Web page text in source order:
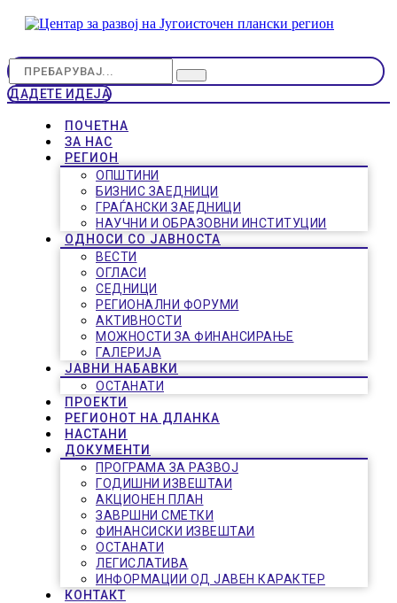
ДАДЕТЕ ИДЕЈА
ПОЧЕТНА
ЗА НАС
РЕГИОН
ОПШТИНИ
БИЗНИС ЗАЕДНИЦИ
ГРАЃАНСКИ ЗАЕДНИЦИ
НАУЧНИ И ОБРАЗОВНИ ИНСТИТУЦИИ
ОДНОСИ СО ЈАВНОСТА
ВЕСТИ
ОГЛАСИ
СЕДНИЦИ
РЕГИОНАЛНИ ФОРУМИ
АКТИВНОСТИ
МОЖНОСТИ ЗА ФИНАНСИРАЊЕ
ГАЛЕРИЈА
ЈАВНИ НАБАВКИ
ОСТАНАТИ
ПРОЕКТИ
РЕГИОНОТ НА ДЛАНКА
НАСТАНИ
ДОКУМЕНТИ
ПРОГРАМА ЗА РАЗВОЈ
ГОДИШНИ ИЗВЕШТАИ
АКЦИОНЕН ПЛАН
ЗАВРШНИ СМЕТКИ
ФИНАНСИСКИ ИЗВЕШТАИ
ОСТАНАТИ
ЛЕГИСЛАТИВА
ИНФОРМАЦИИ ОД ЈАВЕН КАРАКТЕР
КОНТАКТ